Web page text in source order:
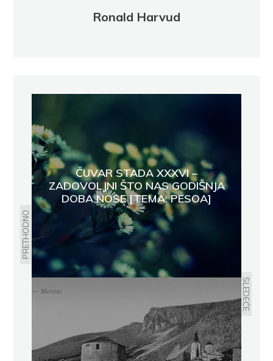
Ronald Harvud
PRETHODNO
ČUVAR STADA XXXVI –
ZADOVOLJNI ŠTO NAS GODIŠNJA
DOBA NOSE [TEMA: PESOA]
SLEDEĆE